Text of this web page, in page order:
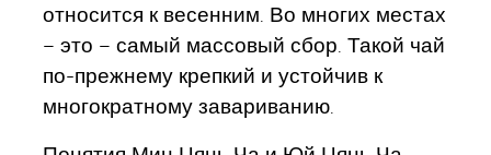
относится к весенним. Во многих местах
– это – самый массовый сбор. Такой чай
по-прежнему крепкий и устойчив к
многократному завариванию.